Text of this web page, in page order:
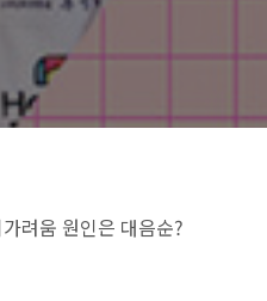
려움 원인은 대음순?